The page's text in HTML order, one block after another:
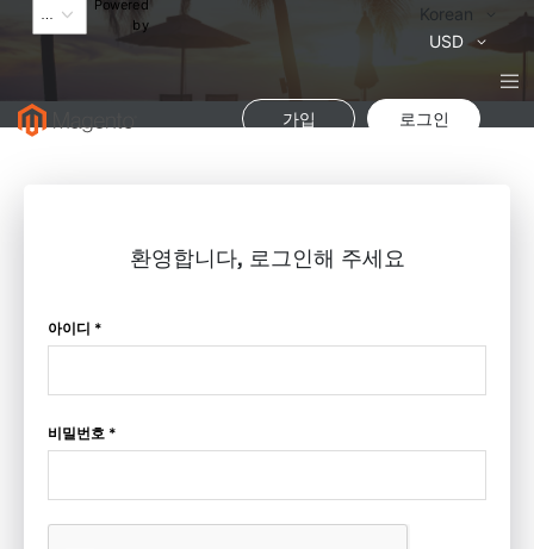
Powered
by
Language
Korean
USD
가입 로그인
환영합니다, 로그인해 주세요
아이디 *
비밀번호 *